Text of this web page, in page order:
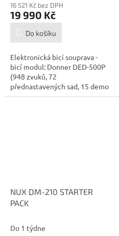
16 521 Kč bez DPH
19 990 Kč
Do košíku
Elektronická bicí souprava -
bicí modul: Donner DED-500P
(948 zvuků, 72
přednastavených sad, 15 demo
skladeb), 5x...
NUX DM-210 STARTER
PACK
Do 1 týdne